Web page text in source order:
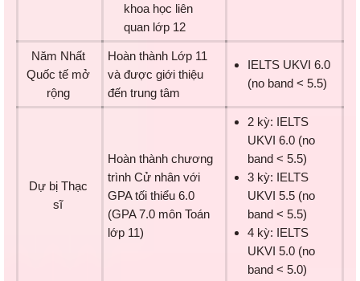
khoa học liên
quan lớp 12
Năm Nhất
Quốc tế mở
rộng
Hoàn thành Lớp 11
và được giới thiệu
đến trung tâm
IELTS UKVI 6.0
(no band < 5.5)
Dự bị Thạc
sĩ
Hoàn thành chương
trình Cử nhân với
GPA tối thiểu 6.0
(GPA 7.0 môn Toán
lớp 11)
2 kỳ: IELTS
UKVI 6.0 (no
band < 5.5)
3 kỳ: IELTS
UKVI 5.5 (no
band < 5.5)
4 kỳ: IELTS
UKVI 5.0 (no
band < 5.0)